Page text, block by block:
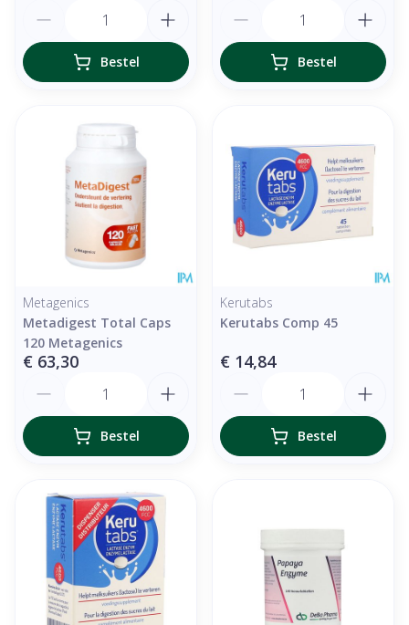
Bestel Bestel
Metagenics
Metadigest Total Caps
120 Metagenics
€ 63,30
Bestel
Kerutabs
Kerutabs Comp 45
€ 14,84
Bestel